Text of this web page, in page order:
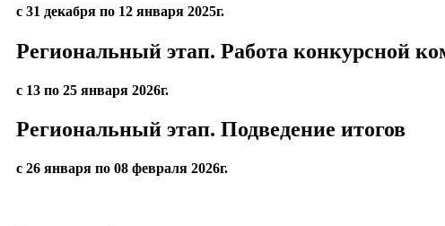
с 31 декабря по 12 января 2025г.
Региональный этап. Работа конкурсной
с 13 по 25 января 2026г.
Региональный этап. Подведение итогов
с 26 января по 08 февраля 2026г.